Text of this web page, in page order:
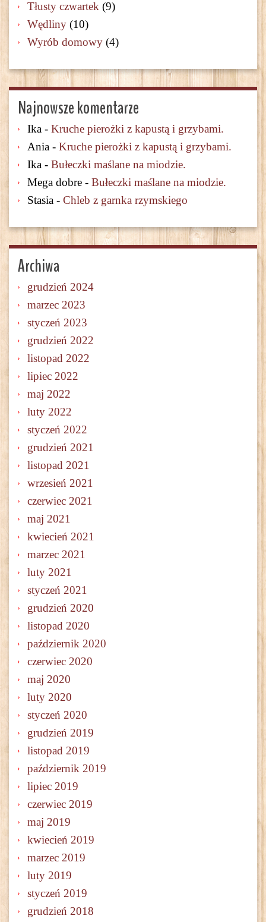
Tłusty czwartek (9)
Wędliny (10)
Wyrób domowy (4)
Najnowsze komentarze
Ika - Kruche pierożki z kapustą i grzybami.
Ania - Kruche pierożki z kapustą i grzybami.
Ika - Bułeczki maślane na miodzie.
Mega dobre - Bułeczki maślane na miodzie.
Stasia - Chleb z garnka rzymskiego
Archiwa
grudzień 2024
marzec 2023
styczeń 2023
grudzień 2022
listopad 2022
lipiec 2022
maj 2022
luty 2022
styczeń 2022
grudzień 2021
listopad 2021
wrzesień 2021
czerwiec 2021
maj 2021
kwiecień 2021
marzec 2021
luty 2021
styczeń 2021
grudzień 2020
listopad 2020
październik 2020
czerwiec 2020
maj 2020
luty 2020
styczeń 2020
grudzień 2019
listopad 2019
październik 2019
lipiec 2019
czerwiec 2019
maj 2019
kwiecień 2019
marzec 2019
luty 2019
styczeń 2019
grudzień 2018